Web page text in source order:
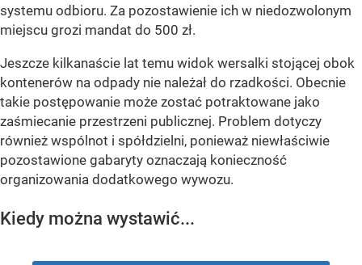
systemu odbioru. Za pozostawienie ich w niedozwolonym
miejscu grozi mandat do 500 zł.
Jeszcze kilkanaście lat temu widok wersalki stojącej obok
kontenerów na odpady nie należał do rzadkości. Obecnie
takie postępowanie może zostać potraktowane jako
zaśmiecanie przestrzeni publicznej. Problem dotyczy
również wspólnot i spółdzielni, ponieważ niewłaściwie
pozostawione gabaryty oznaczają konieczność
organizowania dodatkowego wywozu.
Kiedy można wystawić...